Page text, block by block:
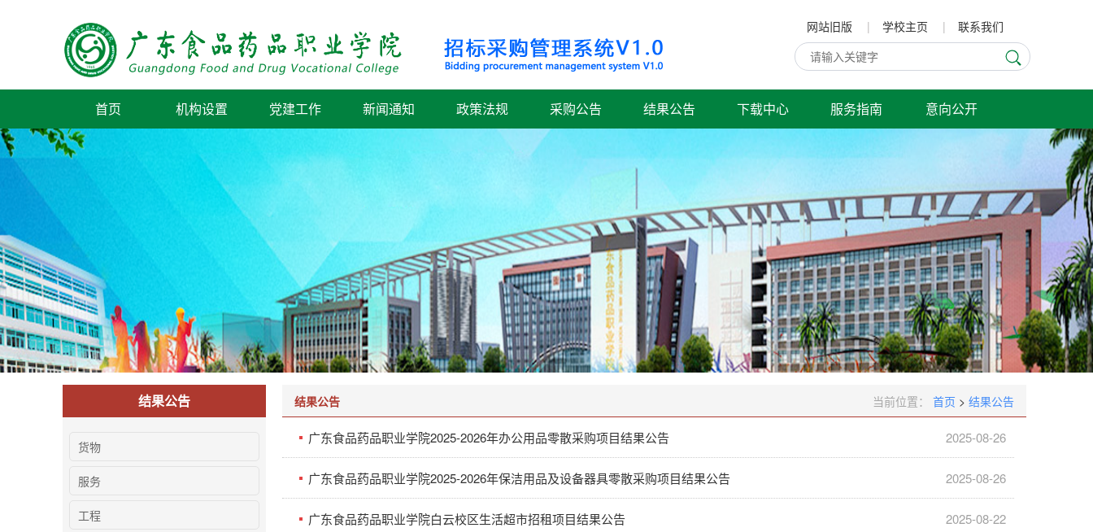
网站旧版 | 学校主页 | 联系我们
首页 机构设置 党建工作 新闻通知 政策法规 采购公告 结果公告 下载中心 服务指南 意向公开
结果公告
货物
服务
工程
结果公告 当前位置： 首页 > 结果公告
广东食品药品职业学院2025-2026年办公用品零散采购项目结果公告 2025-08-26
广东食品药品职业学院2025-2026年保洁用品及设备器具零散采购项目结果公告 2025-08-26
广东食品药品职业学院白云校区生活超市招租项目结果公告 2025-08-22